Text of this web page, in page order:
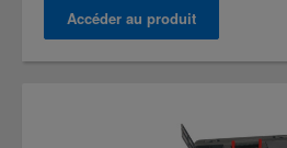
Accéder au produit